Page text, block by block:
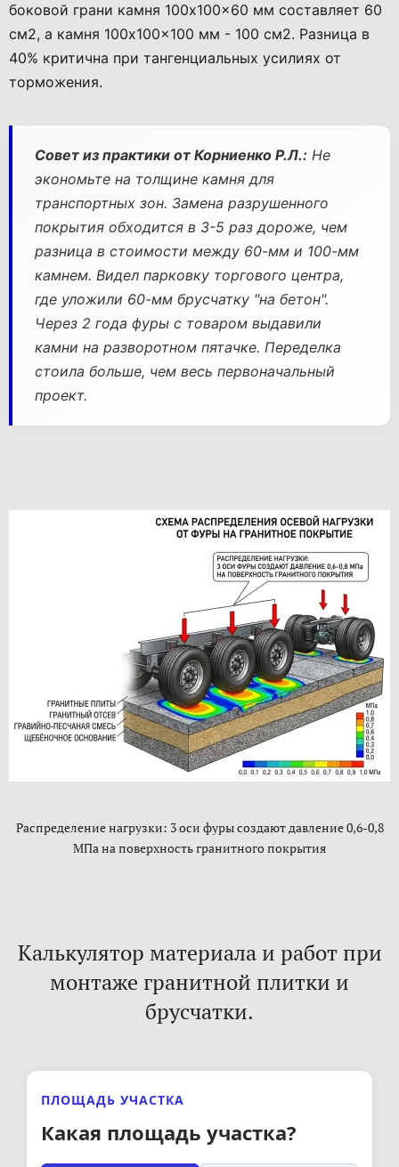
боковой грани камня 100x100x60 мм составляет 60
см2, а камня 100x100x100 мм - 100 см2. Разница в
40% критична при тангенциальных усилиях от
торможения.
Совет из практики от Корниенко Р.Л.: Не
экономьте на толщине камня для
транспортных зон. Замена разрушенного
покрытия обходится в 3-5 раз дороже, чем
разница в стоимости между 60-мм и 100-мм
камнем. Видел парковку торгового центра,
где уложили 60-мм брусчатку "на бетон".
Через 2 года фуры с товаром выдавили
камни на разворотном пятачке. Переделка
стоила больше, чем весь первоначальный
проект.
Распределение нагрузки: 3 оси фуры создают давление 0,6-0,8
МПа на поверхность гранитного покрытия
Калькулятор материала и работ при
монтаже гранитной плитки и
брусчатки.
ПЛОЩАДЬ УЧАСТКА
Какая площадь участка?